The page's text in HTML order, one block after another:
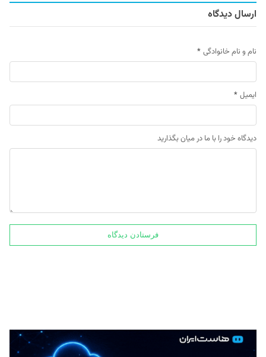
ارسال دیدگاه
نام و نام خانوادگی *
ایمیل *
دیدگاه خود را با ما در میان بگذارید